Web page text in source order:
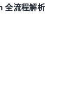
全流程解析